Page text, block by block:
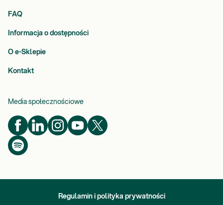
FAQ
Informacja o dostępności
O e-Sklepie
Kontakt
Media społecznościowe
Regulamin i polityka prywatności